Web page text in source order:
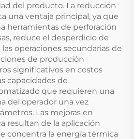
del producto. La reducción
una ventaja principal, ya que
herramientas de perforación
reduce el desperdicio de
operaciones secundarias de
de producción
significativos en costos
capacidades de
que requieren una
del operador una vez
Las mejoras en
resultan de la aplicación
concentra la energía térmica